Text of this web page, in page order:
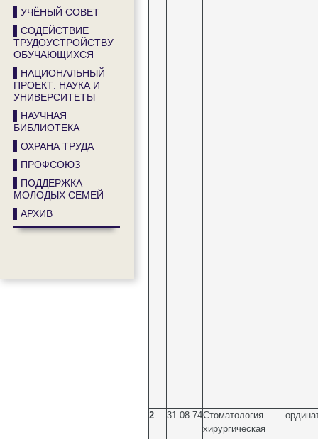
2 31.08.74Стоматология
хирургическая
▌УЧЁНЫЙ СОВЕТ
▌СОДЕЙСТВИЕ
ТРУДОУСТРОЙСТВУ
ОБУЧАЮЩИХСЯ
▌НАЦИОНАЛЬНЫЙ
ПРОЕКТ: НАУКА И
УНИВЕРСИТЕТЫ
▌НАУЧНАЯ
БИБЛИОТЕКА
▌ОХРАНА ТРУДА
▌ПРОФСОЮЗ
▌ПОДДЕРЖКА
МОЛОДЫХ СЕМЕЙ
▌АРХИВ